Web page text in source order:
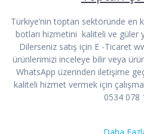
Türkiye’nin toptan sektöründe
botları hizmetini kaliteli ve güler
Dilerseniz satış için E -Ticaret
ürünlerimizi inceleye bilir veya
WhatsApp üzerinden iletişime
kaliteli hizmet vermek için
0534 078
Daha